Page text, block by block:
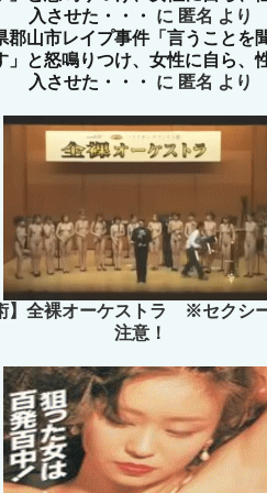
入させた・・・
に 匿名 より
郡山市レイプ事件「言うことを
」と怒鳴りつけ、女性に自ら、
入させた・・・
に 匿名 より
】全裸オーケストラ ※セクシ
注意！